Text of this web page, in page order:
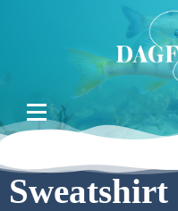
Sweatshirt